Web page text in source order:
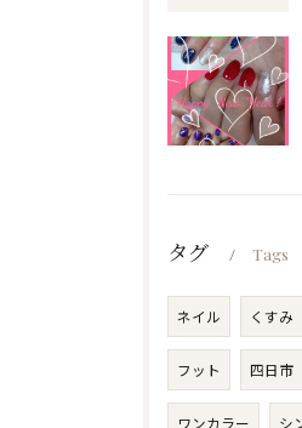
タグ Tags
ネイル くすみ
フット 四日市
ワンカラー シ